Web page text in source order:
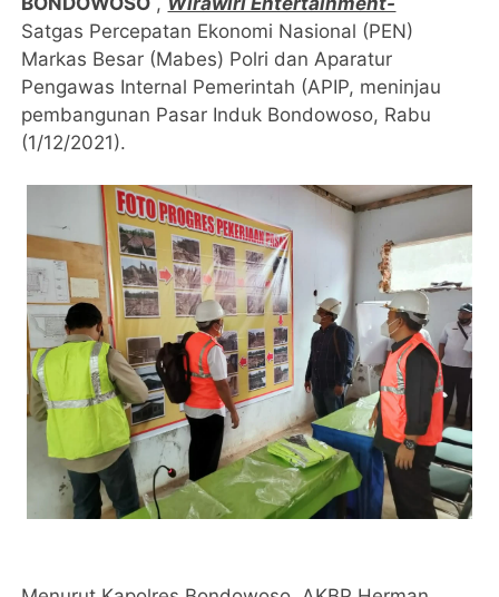
Satgas Percepatan Ekonomi Nasional (PEN)
Markas Besar (Mabes) Polri dan Aparatur
Pengawas Internal Pemerintah (APIP, meninjau
pembangunan Pasar Induk Bondowoso, Rabu
(1/12/2021).